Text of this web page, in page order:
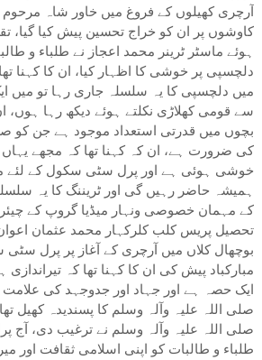
آرچری کھیلوں کے فروغ میں خاور شاہ
کاوشوں پر ان کو خراج تحسین پیش کیا گیا،
ہوئے ماسٹر ٹرینر محمد اعجاز نے طلباء و
دلچسپی پر خوشی کا اظہار کیا، ان کا کہنا
میں دلچسپی کا یہ سلسلہ جاری رہا تو میں
سے قومی کھلاڑی نکلتے ہوئے دیکھ رہا ہوں،
بچوں میں قدرتی استعداد موجود ہے جن کو
کی ضرورت ہے، ان کہ کہنا تھا کہ مجھے یہاں
خوشی ہوئی ہے اور پرل سٹی سکول کے لئے
ہمیشہ حاضر رہیں گی اور ٹریننگ کا یہ
کے مہمان خصوصی ونہار میڈیا گروپ کے
تحصیل پریس کلب کلرکہار محمد عثمان
بوچھال کلاں میں آرچری کے آغاز پر پرل سٹی
مبارکباد پیش کی ان کا کہنا تھا کہ تیراندازی
ایک حصہ ہے اور جہاد اور جدوجہد کی علامت
صلی اللہ علیہ وآلہ وسلم کا پسندیدہ کھیل
صلی اللہ علیہ وآلہ وسلم نے ترغیب دی، آج
طلباء و طالبات کو اپنی اسلامی ثقافت اور